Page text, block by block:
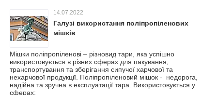
14.07.2022
Галузі використання поліпропіленових
мішків
Мішки поліпропіленові – різновид тари, яка успішно
використовується в різних сферах для пакування,
транспортування та зберігання сипучої харчової та
нехарчової продукції. Поліпропіленовий мішок - недорога,
надійна та зручна в експлуатації тара. Використовується у
сферах: